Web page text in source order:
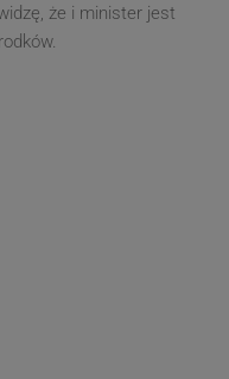
że i minister jest